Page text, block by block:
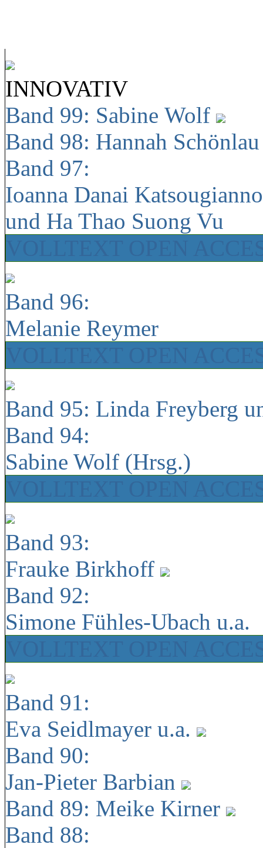
INNOVATIV
Band 99: Sabine Wolf
Band 98: Hannah
Band 97:
Ioanna Danai
und Ha Thao Suong Vu
Band 96:
Melanie Reymer
Band 95: Linda Freyberg
Band 94:
Sabine Wolf (Hrsg.)
Band 93:
Frauke Birkhoff
Band 92:
Simone Fühles-Ubach u.a.
Band 91:
Eva Seidlmayer u.a.
Band 90:
Jan-Pieter Barbian
Band 89: Meike Kirner
Band 88: